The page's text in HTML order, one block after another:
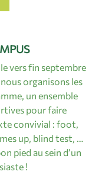
vers fin septembre
organisons les
un ensemble
pour faire
convivial : foot,
up, blind test, …
pied au sein d’un
!